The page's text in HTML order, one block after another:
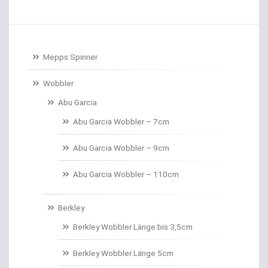
Baitcastrollen
Baitformer für Forellenteig
Banksticks/Erdspeere
Barrows & Trolleys
Barschhaken gebunden
Bauchtaschen
Bedchairs
Mepps Spinner
Wobbler
Abu Garcia
Abu Garcia Wobbler – 7cm
Abu Garcia Wobbler – 9cm
Abu Garcia Wobbler – 110cm
Berkley
Berkley Wobbler Länge bis 3,5cm
Berkley Wobbler Länge 5cm